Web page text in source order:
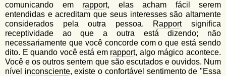
comunicando em rapport, elas acham fácil serem
entendidas e acreditam que seus interesses são altamente
considerados pela outra pessoa. Rapportsignifica
receptividade ao que a outra está dizendo; não
necessariamente que você concorde com o que está sendo
dito. E quando você está em rapport, algo mágico acontece.
Você e os outros sentem que são escutados e ouvidos. Num
nível inconsciente, existe o confortável sentimento de "Essa